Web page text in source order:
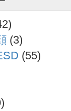
(3)
(55)